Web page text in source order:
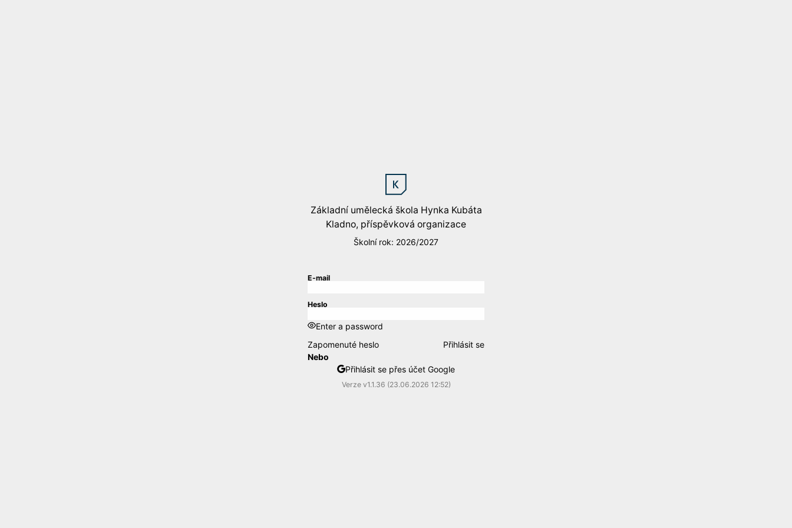
Základní umělecká škola Hynka Kubáta
Kladno, příspěvková organizace
Školní rok: 2026/2027
E-mail
Heslo
Enter a password
Zapomenuté heslo
Přihlásit se
Nebo
Přihlásit se přes účet Google
Verze v1.1.36 (23.06.2026 12:52)